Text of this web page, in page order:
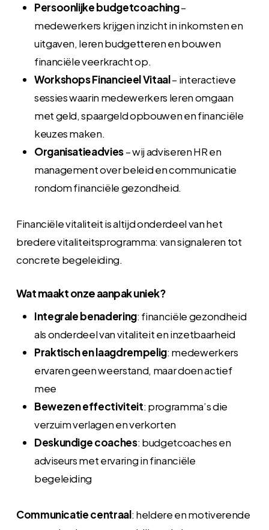
Persoonlijke budgetcoaching–
medewerkers krijgen inzicht in inkomsten en
uitgaven, leren budgetteren en bouwen
financiële veerkracht op.
Workshops Financieel Vitaal– interactieve
sessies waarin medewerkers leren omgaan
met geld, spaargeld opbouwen en financiële
keuzes maken.
Organisatieadvies– wij adviseren HR en
management over beleid en communicatie
rondom financiële gezondheid.
Financiële vitaliteit is altijd onderdeel van het
bredere vitaliteitsprogramma: van signaleren tot
concrete begeleiding.
Wat maakt onze aanpak uniek?
Integrale benadering: financiële gezondheid
als onderdeel van vitaliteit en inzetbaarheid
Praktisch en laagdrempelig: medewerkers
ervaren geen weerstand, maar doen actief
mee
Bewezen effectiviteit: programma’s die
verzuim verlagen en verkorten
Deskundige coaches: budgetcoaches en
adviseurs met ervaring in financiële
begeleiding
Communicatie centraal: heldere en motiverende